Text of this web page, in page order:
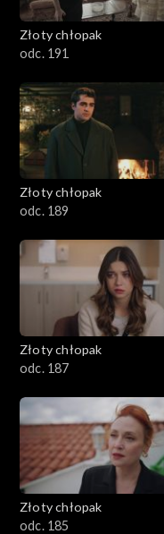
Złoty chłopak
odc. 191
Złoty chłopak
odc. 189
Złoty chłopak
odc. 187
Złoty chłopak
odc. 185